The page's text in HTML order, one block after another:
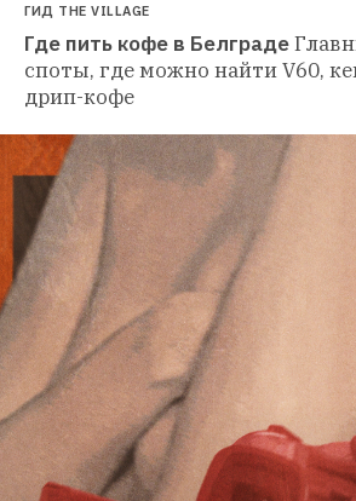
ГИД THE VILLAGE
Где пить кофе в Белграде
споты, где можно найти V60,
дрип-кофе